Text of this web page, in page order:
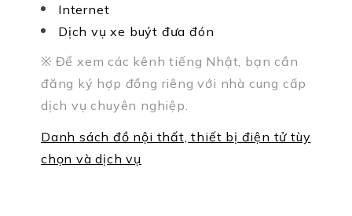
Internet
Dịch vụ xe buýt đưa đón
※ Để xem các kênh tiếng Nhật, bạn cần
đăng ký hợp đồng riêng với nhà cung cấp
dịch vụ chuyên nghiệp.
Danh sách đồ nội thất, thiết bị điện tử tùy
chọn và dịch vụ